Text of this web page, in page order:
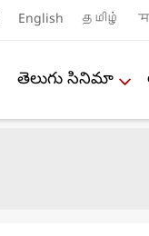
English தமிழ்
తెలుగు సినిమా